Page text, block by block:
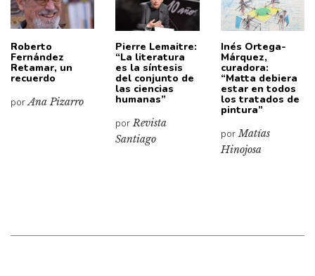
Roberto
Fernández
Retamar, un
recuerdo
porAna Pizarro
Pierre Lemaitre:
“La literatura
es la síntesis
del conjunto de
las ciencias
humanas”
porRevista
Santiago
Inés Ortega-
Márquez,
curadora:
“Matta debiera
estar en todos
los tratados de
pintura”
porMatías
Hinojosa